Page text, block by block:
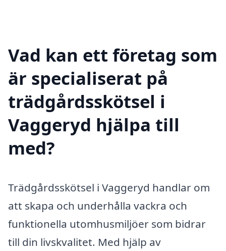
Vad kan ett företag som
är specialiserat på
trädgårdsskötsel i
Vaggeryd hjälpa till
med?
Trädgårdsskötsel i Vaggeryd handlar om
att skapa och underhålla vackra och
funktionella utomhusmiljöer som bidrar
till din livskvalitet. Med hjälp av